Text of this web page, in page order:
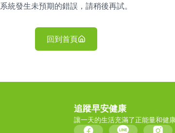
系統發生未預期的錯誤，請稍後再試。
回到首頁
追蹤早安健康
讓一天的生活充滿了正能量和健